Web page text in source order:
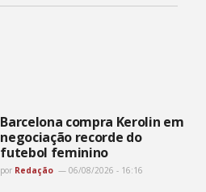
Barcelona compra Kerolin em
negociação recorde do
futebol feminino
por Redação 06/08/2026 - 16:16